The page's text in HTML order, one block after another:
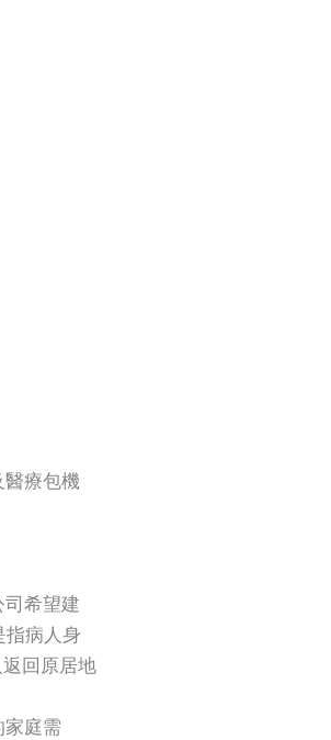
療包機
希望建
病人身
回原居地
庭需